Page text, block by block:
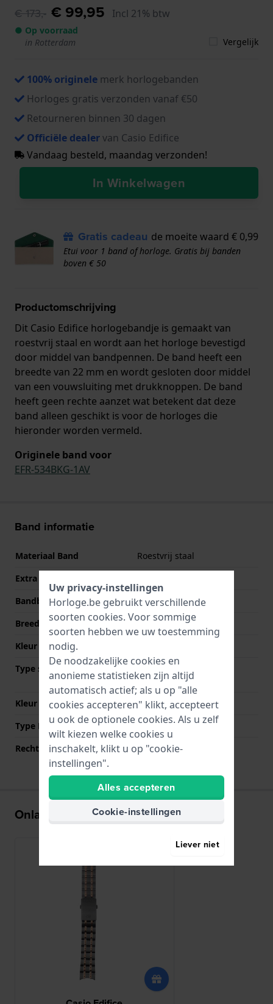
€ 173,- € 99,95 Incl 21% btw
● Op voorraad
in Rotterdam
Vergelijk
100% originele merk horlogebanden
Horloges gratis verzonden vanaf €50
Retourneren binnen 30 dagen
Officiële dealervan Casio Edifice
Vandaag besteld, maandag verzonden!
In Winkelwagen
Gratis cadeau de moeite waard € 0,99
Etui voor 1 band of horloge. Gratis bij banden
boven € 50
Productomschrijving
Dit Casio Edifice horlogebandje is gemaakt van
roestvrij staal en wordt aan het horloge bevestigd
door middel van bandpennen. De band heeft een
breedte van 22 mm en wordt gesloten door middel
van een vouwsluiting met drukknoppen. De band
heeft geen rechte aanzet wat betekent dat deze
band alleen geschikt is voor de horloges die
hieronder worden vermeld.
Originele band voor
EFR-534BKG-1AV
Band informatie
Materiaal Band
Roestvrij staal
Extra info
Bandbreedte
22 mm
Breedte bandaanzet
22 mm
Kleur Band
Type sluiting
Vouwsluiting met
drukknoppen
Kleur sluiting
Zwart
Type Bevestiging
Bandpennen
Rechte aanzet
Nee
Onlangs bekeken
Uw privacy-instellingen
Horloge.be gebruikt verschillende
soorten cookies. Voor sommige
soorten hebben we uw toestemming
nodig.
De noodzakelijke cookies en
anonieme statistieken zijn altijd
automatisch actief; als u op "alle
cookies accepteren" klikt, accepteert
u ook de optionele cookies. Als u zelf
wilt kiezen welke cookies u
inschakelt, klikt u op "cookie-
instellingen".
Alles accepteren
Cookie-instellingen
Liever niet